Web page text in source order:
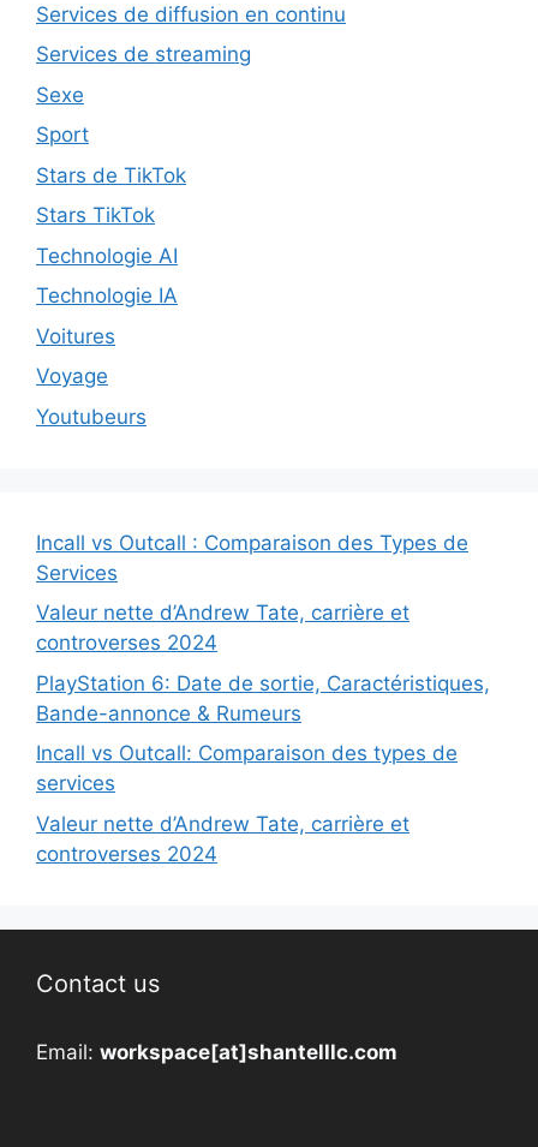
Services de diffusion en continu
Services de streaming
Sexe
Sport
Stars de TikTok
Stars TikTok
Technologie AI
Technologie IA
Voitures
Voyage
Youtubeurs
Incall vs Outcall : Comparaison des Types de
Services
Valeur nette d’Andrew Tate, carrière et
controverses 2024
PlayStation 6: Date de sortie, Caractéristiques,
Bande-annonce & Rumeurs
Incall vs Outcall: Comparaison des types de
services
Valeur nette d’Andrew Tate, carrière et
controverses 2024
Contact us
Email: workspace[at]shantelllc.com